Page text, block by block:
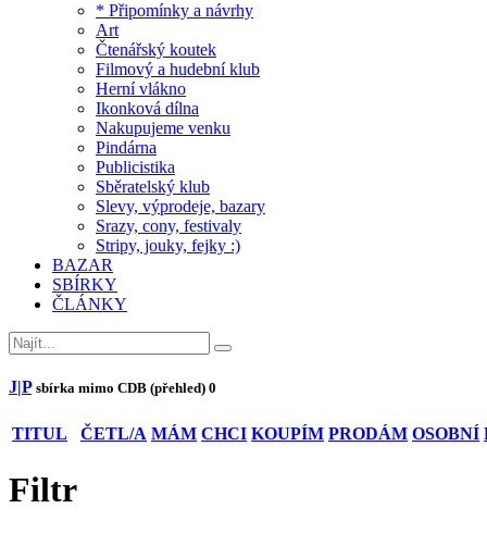
* Připomínky a návrhy
Art
Čtenářský koutek
Filmový a hudební klub
Herní vlákno
Ikonková dílna
Nakupujeme venku
Pindárna
Publicistika
Sběratelský klub
Slevy, výprodeje, bazary
Srazy, cony, festivaly
Stripy, jouky, fejky :)
BAZAR
SBÍRKY
ČLÁNKY
J|P sbírka mimo CDB (přehled) 0
TITUL ČETL/A MÁM CHCI KOUPÍM PRODÁM OSOBNÍ
Filtr